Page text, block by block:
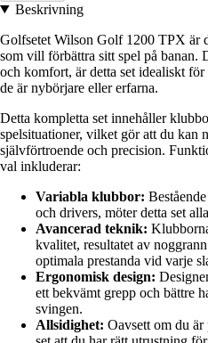
Beskrivning
Golfsetet Wilson Golf 1200 TPX är
som vill förbättra sitt spel på banan.
och komfort, är detta set idealiskt
de är nybörjare eller erfarna.
Detta kompletta set innehåller
spelsituationer, vilket gör att du kan
självförtroende och precision.
val inkluderar:
Variabla klubbor:
och drivers, möter detta set
Avancerad teknik:
kvalitet, resultatet av
optimala prestanda vid varje
Ergonomisk design:
ett bekvämt grepp och bättre
svingen.
Allsidighet: Oavsett om du